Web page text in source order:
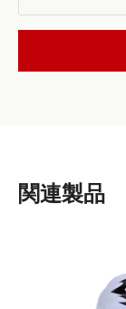
関連製品